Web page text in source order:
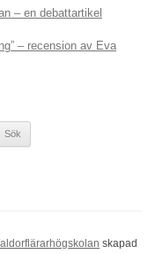
– en debattartikel
– recension av Eva
skapad